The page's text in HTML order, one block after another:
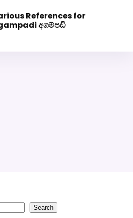
References for
අගම්පඩි
Search
Download Matrimony App